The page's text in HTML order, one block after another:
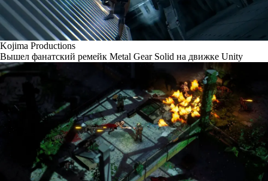
Kojima Productions
Вышел фанатский ремейк Metal Gear Solid на движке Unity